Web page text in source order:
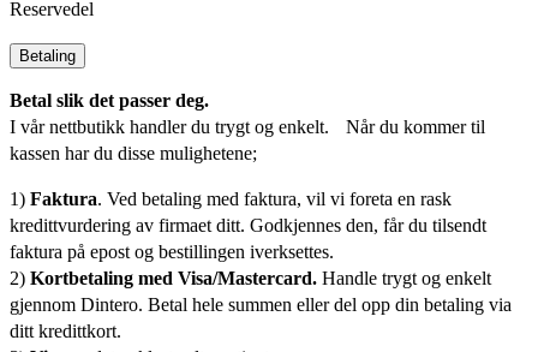
Reservedel
Betaling
Betal slik det passer deg.
I vår nettbutikk handler du trygt og enkelt. Når du kommer til
kassen har du disse mulighetene;
1) Faktura. Ved betaling med faktura, vil vi foreta en rask
kredittvurdering av firmaet ditt. Godkjennes den, får du tilsendt
faktura på epost og bestillingen iverksettes.
2) Kortbetaling med Visa/Mastercard. Handle trygt og enkelt
gjennom Dintero. Betal hele summen eller del opp din betaling via
ditt kredittkort.